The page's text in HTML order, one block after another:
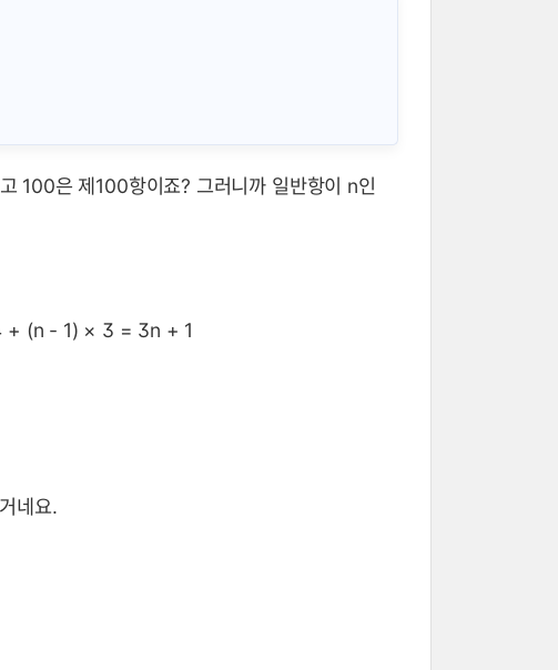
100은 제100항이죠? 그러니까 일반항이 n인
+ (n - 1) × 3 = 3n + 1
네요.